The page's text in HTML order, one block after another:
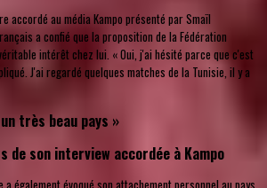
accordé au média Kampo présenté par Smaïl
a confié que la proposition de la Fédération
intérêt chez lui. « Oui, j'ai hésité parce que c'est
J'ai regardé quelques matches de la Tunisie, il y a
très beau pays »
de son interview accordée à Kampo